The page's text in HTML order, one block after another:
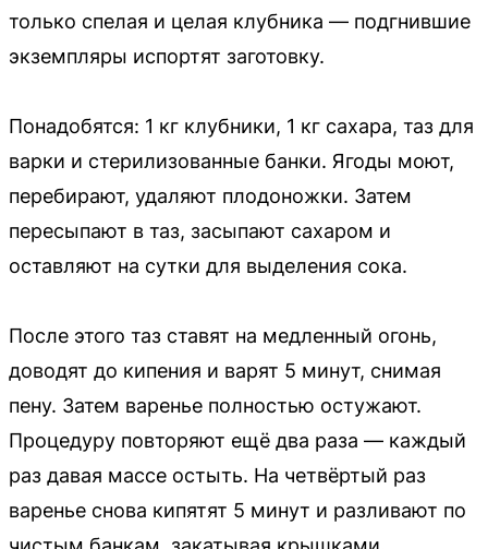
только спелая и целая клубника — подгнившие
экземпляры испортят заготовку.
Понадобятся: 1 кг клубники, 1 кг сахара, таз для
варки и стерилизованные банки. Ягоды моют,
перебирают, удаляют плодоножки. Затем
пересыпают в таз, засыпают сахаром и
оставляют на сутки для выделения сока.
После этого таз ставят на медленный огонь,
доводят до кипения и варят 5 минут, снимая
пену. Затем варенье полностью остужают.
Процедуру повторяют ещё два раза — каждый
раз давая массе остыть. На четвёртый раз
варенье снова кипятят 5 минут и разливают по